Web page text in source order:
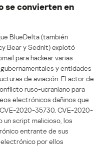
se convierten en
BlueDelta (también
Bear y Sednit) explotó
para hackear varias
y entidades
de aviación. El actor de
ruso-ucraniano para
electrónicos dañinos que
2020-35730, CVE-2020-
un script malicioso, los
entrante de sus
por ellos